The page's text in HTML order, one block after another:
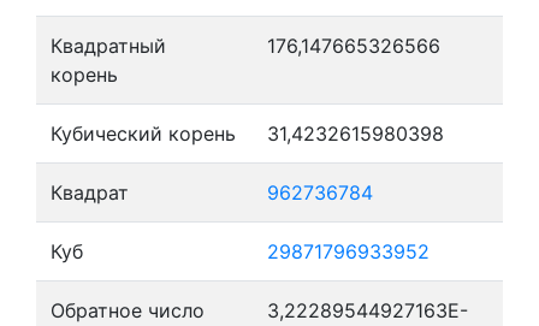
Квадратный
корень
176,147665326566
Кубический корень 31,4232615980398
Квадрат 962736784
Куб 29871796933952
Обратное число
3,22289544927163E-